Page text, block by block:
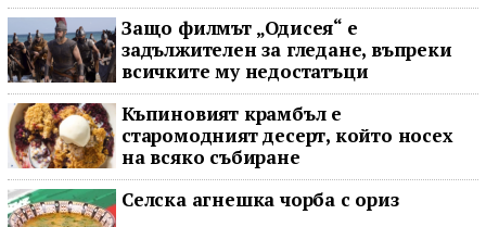
Защо филмът „Одисея“ е
задължителен за гледане, въпреки
всичките му недостатъци
Къпиновият крамбъл е
старомодният десерт, който носех
на всяко събиране
Селска агнешка чорба с ориз